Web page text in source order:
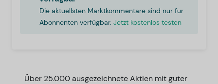
Die aktuellsten Marktkommentare sind nur für
Abonnenten verfügbar.Jetzt kostenlos testen
Über 25.000 ausgezeichnete Aktien mit guter